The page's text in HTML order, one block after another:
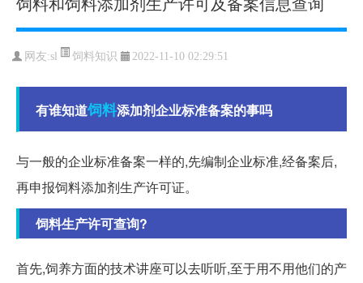
网友:sl 饲料知识 2022-11-10 02:29:51
有谁知道饲料添加剂企业标准备案的事吗
与一般的企业标准备案一样的,先编制企业标准,经备案后,
再申报饲料添加剂生产许可证。
饲料生产许可查询?
首先,饲养方面的技术讲座可以去听听,至于用不用他们的产